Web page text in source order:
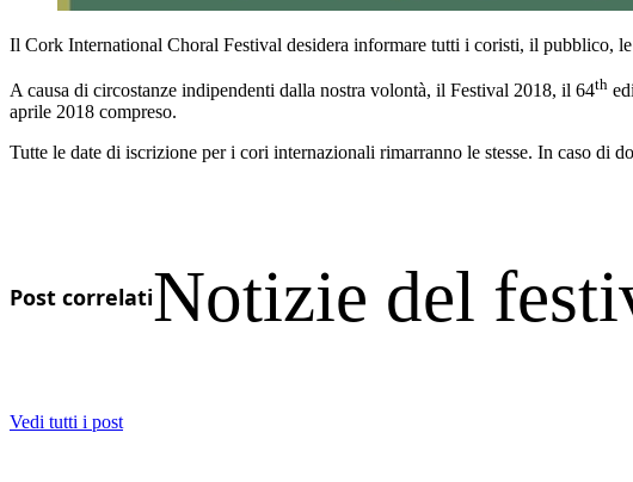
Il Cork International Choral Festival desidera informare tutti i coristi, il pubblico,
A causa di circostanze indipendenti dalla nostra volontà, il Festival 2018, il 64th
aprile 2018 compreso.
Tutte le date di iscrizione per i cori internazionali rimarranno le stesse. In caso di
Post correlatiNotizie del
Vedi tutti i post